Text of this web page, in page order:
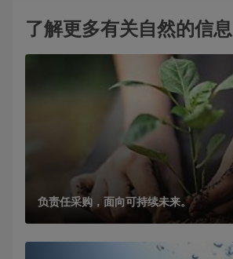
了解更多有关自然的信息
负责任采购，面向可持续未来。